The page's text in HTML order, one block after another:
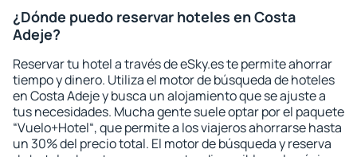
¿Dónde puedo reservar hoteles en Costa
Adeje?
Reservar tu hotel a través de eSky.es te permite ahorrar
tiempo y dinero. Utiliza el motor de búsqueda de hoteles
en Costa Adeje y busca un alojamiento que se ajuste a
tus necesidades. Mucha gente suele optar por el paquete
“Vuelo+Hotel“, que permite a los viajeros ahorrarse hasta
un 30% del precio total. El motor de búsqueda y reserva